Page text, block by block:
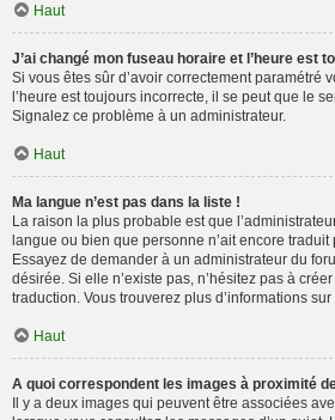
Haut
J’ai changé mon fuseau horaire et l’heure est
Si vous êtes sûr d’avoir correctement paramétré
l’heure est toujours incorrecte, il se peut que le
Signalez ce problème à un administrateur.
Haut
Ma langue n’est pas dans la liste !
La raison la plus probable est que
langue ou bien que personne n’ait encore
Essayez de demander à un administrateur du
désirée. Si elle n’existe pas, n’hésitez pas à
traduction. Vous trouverez plus d’informations
Haut
A quoi correspondent les images à proximité
Il y a deux images qui peuvent être associées